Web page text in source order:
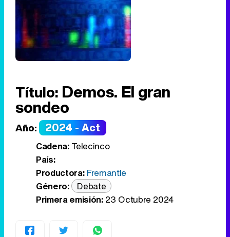
Título: Demos. El gran
sondeo
Año: 2024 - Act
Cadena:Telecinco
País:
Productora: Fremantle
Género:
Debate
Primera emisión:23 Octubre 2024